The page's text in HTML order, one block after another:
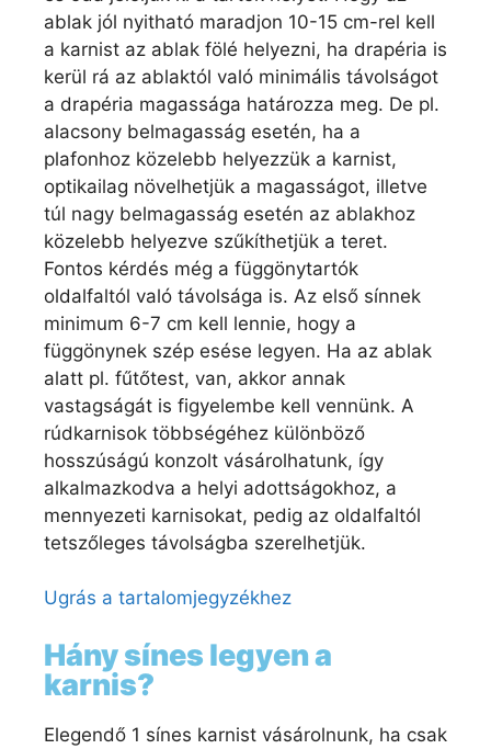
ablak jól nyitható maradjon 10-15 cm-rel kell
a karnist az ablak fölé helyezni, ha drapéria is
kerül rá az ablaktól való minimális távolságot
a drapéria magassága határozza meg. De pl.
alacsony belmagasság esetén, ha a
plafonhoz közelebb helyezzük a karnist,
optikailag növelhetjük a magasságot, illetve
túl nagy belmagasság esetén az ablakhoz
közelebb helyezve szűkíthetjük a teret.
Fontos kérdés még a függönytartók
oldalfaltól való távolsága is. Az első sínnek
minimum 6-7 cm kell lennie, hogy a
függönynek szép esése legyen. Ha az ablak
alatt pl. fűtőtest, van, akkor annak
vastagságát is figyelembe kell vennünk. A
rúdkarnisok többségéhez különböző
hosszúságú konzolt vásárolhatunk, így
alkalmazkodva a helyi adottságokhoz, a
mennyezeti karnisokat, pedig az oldalfaltól
tetszőleges távolságba szerelhetjük.
Ugrás a tartalomjegyzékhez
Hány sínes legyen a
karnis?
Elegendő 1 sínes karnist vásárolnunk, ha csak